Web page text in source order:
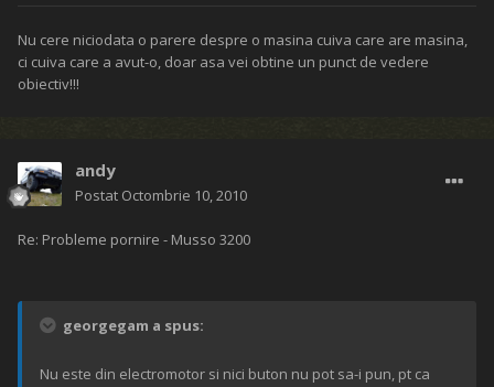
Nu cere niciodata o parere despre o masina cuiva care are masina,
ci cuiva care a avut-o, doar asa vei obtine un punct de vedere
obiectiv!!!
andy
Postat Octombrie 10, 2010
Re: Probleme pornire - Musso 3200
georgegam a spus:
Nu este din electromotor si nici buton nu pot sa-i pun, pt ca